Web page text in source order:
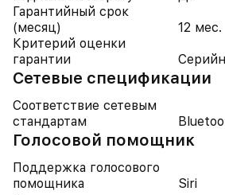
Гарантийный срок
(месяц)
12 мес.
Критерий оценки
гарантии
Cетевые спецификации
Соответствие сетевым
стандартам
Голосовой помощник
Поддержка голосового
помощника
Siri